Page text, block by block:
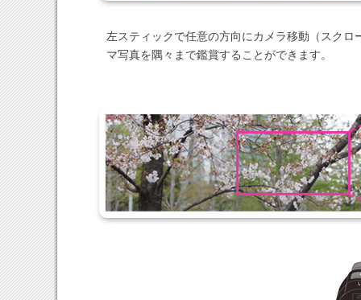
左スティックで任意の方向にカメラ移動（スク
マ写真を隅々まで鑑賞することができます。